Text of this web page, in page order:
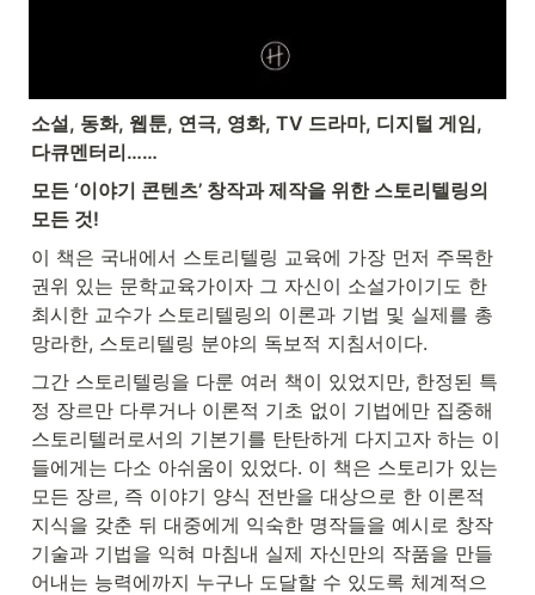
소설, 동화, 웹툰, 연극, 영화, TV 드라마, 디지털 게임,
다큐멘터리……
모든 ‘이야기 콘텐츠’ 창작과 제작을 위한 스토리텔링의
모든 것!
이 책은 국내에서 스토리텔링 교육에 가장 먼저 주목한
권위 있는 문학교육가이자 그 자신이 소설가이기도 한
최시한 교수가 스토리텔링의 이론과 기법 및 실제를 총
망라한, 스토리텔링 분야의 독보적 지침서이다.
그간 스토리텔링을 다룬 여러 책이 있었지만, 한정된 특
정 장르만 다루거나 이론적 기초 없이 기법에만 집중해
스토리텔러로서의 기본기를 탄탄하게 다지고자 하는 이
들에게는 다소 아쉬움이 있었다. 이 책은 스토리가 있는
모든 장르, 즉 이야기 양식 전반을 대상으로 한 이론적
지식을 갖춘 뒤 대중에게 익숙한 명작들을 예시로 창작
기술과 기법을 익혀 마침내 실제 자신만의 작품을 만들
어내는 능력에까지 누구나 도달할 수 있도록 체계적으